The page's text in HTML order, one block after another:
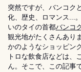
突然ですが、バンコク
化、歴史、ロマンス…
いのタイの首都バンコ
観光地がたくさんあり
かのようなショッピン
トロな飲食店などは、
ん。そこで、この記事